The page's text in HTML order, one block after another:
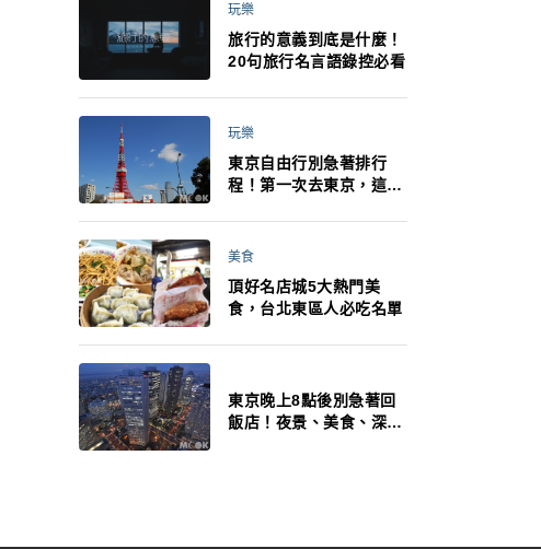
玩樂
旅行的意義到底是什麼！
20句旅行名言語錄控必看
玩樂
東京自由行別急著排行
程！第一次去東京，這10
美食
頂好名店城5大熱門美
食，台北東區人必吃名單
東京晚上8點後別急著回
飯店！夜景、美食、深夜